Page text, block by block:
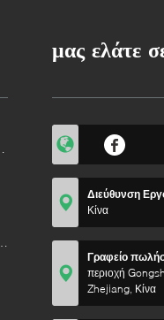
μας ελάτε
Διεύθυνση
Κίνα
Γραφείο
περιοχή
Zhejiang, Κίνα